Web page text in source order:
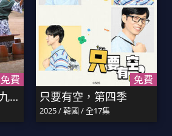
免費
真男人的旅行法 in 九州
免費
只要有空，第四季
2025 / 韓國 / 全17集